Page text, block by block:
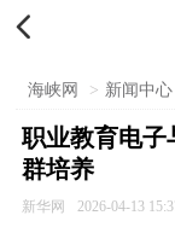

海峡网 > 新闻中心
职业教育电子
群培养
新华网 2026-04-13